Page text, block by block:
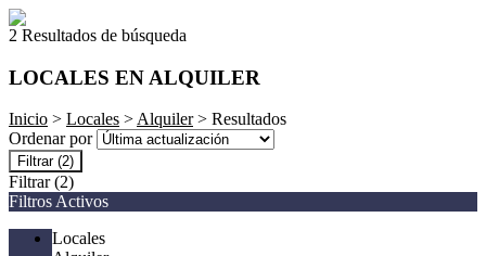
2 Resultados de búsqueda
LOCALES EN ALQUILER
Inicio > Locales >Alquiler> Resultados
Ordenar por
Filtrar (2)
Filtrar (2)
Filtros Activos
Locales